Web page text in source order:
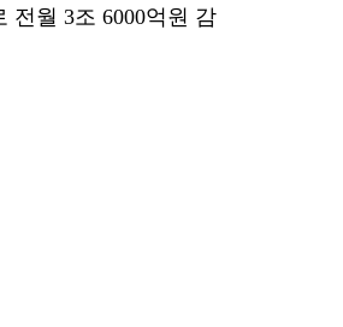
전월 3조 6000억원 감